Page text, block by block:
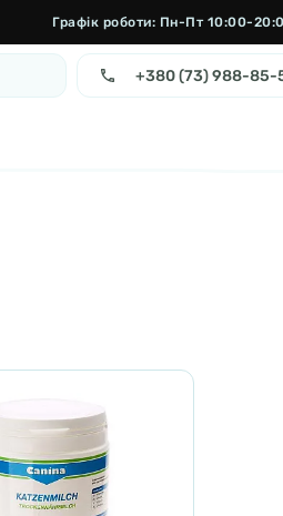
Графік роботи: Пн-Пт 10:00-
+380 (73) 988-85-